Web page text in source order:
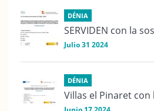
DÉNIA
SERVIDEN con la
Julio 31 2024
DÉNIA
Villas el Pinaret